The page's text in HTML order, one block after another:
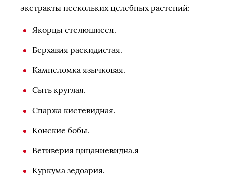
экстракты нескольких целебных растений:
Якорцы стелющиеся.
Берхавия раскидистая.
Камнеломка язычковая.
Сыть круглая.
Спаржа кистевидная.
Конские бобы.
Ветиверия цицаниевидна.я
Куркума зедоария.